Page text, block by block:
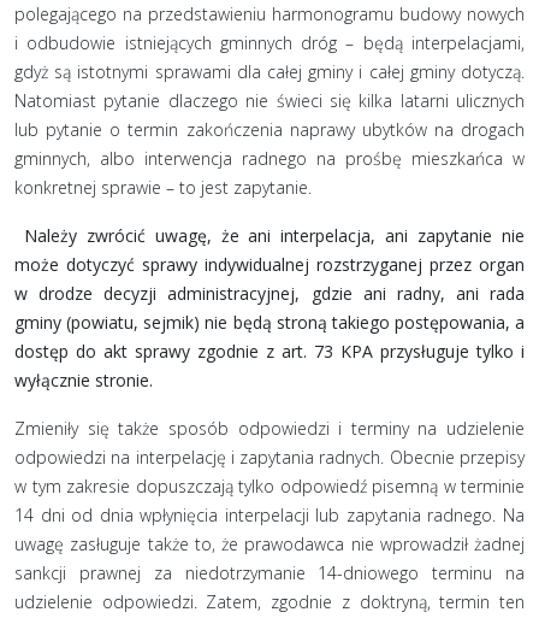
polegającego na przedstawieniu harmonogramu budowy nowych
i odbudowie istniejących gminnych dróg – będą interpelacjami,
gdyż są istotnymi sprawami dla całej gminy i całej gminy dotyczą.
Natomiast pytanie dlaczego nie świeci się kilka latarni ulicznych
lub pytanie o termin zakończenia naprawy ubytków na drogach
gminnych, albo interwencja radnego na prośbę mieszkańca w
konkretnej sprawie – to jest zapytanie.
Należy zwrócić uwagę, że ani interpelacja, ani zapytanie nie
może dotyczyć sprawy indywidualnej rozstrzyganej przez organ
w drodze decyzji administracyjnej, gdzie ani radny, ani rada
gminy (powiatu, sejmik) nie będą stroną takiego postępowania, a
dostęp do akt sprawy zgodnie z art. 73 KPA przysługuje tylko i
wyłącznie stronie.
Zmieniły się także sposób odpowiedzi i terminy na udzielenie
odpowiedzi na interpelację i zapytania radnych. Obecnie przepisy
w tym zakresie dopuszczają tylko odpowiedź pisemną w terminie
14 dni od dnia wpłynięcia interpelacji lub zapytania radnego. Na
uwagę zasługuje także to, że prawodawca nie wprowadził żadnej
sankcji prawnej za niedotrzymanie 14-dniowego terminu na
udzielenie odpowiedzi. Zatem, zgodnie z doktryną, termin ten